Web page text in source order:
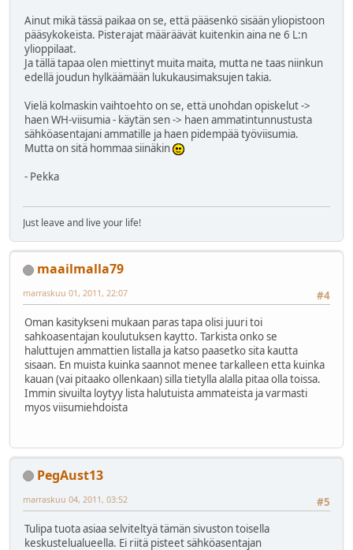
Ainut mikä tässä paikaa on se, että pääsenkö sisään yliopistoon
pääsykokeista. Pisterajat määräävät kuitenkin aina ne 6 L:n
ylioppilaat.
Ja tällä tapaa olen miettinyt muita maita, mutta ne taas niinkun
edellä joudun hylkäämään lukukausimaksujen takia.
Vielä kolmaskin vaihtoehto on se, että unohdan opiskelut ->
haen WH-viisumia - käytän sen -> haen ammatintunnustusta
sähköasentajani ammatille ja haen pidempää työviisumia.
Mutta on sitä hommaa siinäkin
- Pekka
Just leave and live your life!
maailmalla79
#4
marraskuu 01, 2011, 22:07
Oman kasitykseni mukaan paras tapa olisi juuri toi
sahkoasentajan koulutuksen kaytto. Tarkista onko se
haluttujen ammattien listalla ja katso paasetko sita kautta
sisaan. En muista kuinka saannot menee tarkalleen etta kuinka
kauan (vai pitaako ollenkaan) silla tietylla alalla pitaa olla toissa.
Immin sivuilta loytyy lista halutuista ammateista ja varmasti
myos viisumiehdoista
PegAust13
#5
marraskuu 04, 2011, 03:52
Tulipa tuota asiaa selviteltyä tämän sivuston toisella
keskustelualueella. Ei riitä pisteet sähköasentajan